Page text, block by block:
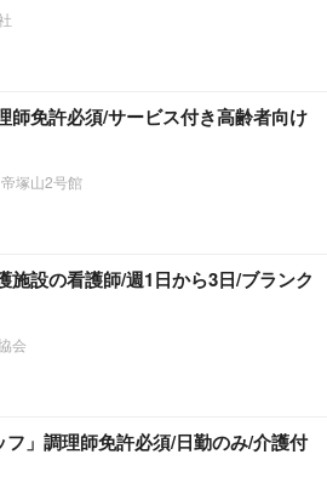
師免許必須/サービス付き高齢者向け
塚山2号館
施設の看護師/週1日から3日/ブランク
会
フ」調理師免許必須/日勤のみ/介護付